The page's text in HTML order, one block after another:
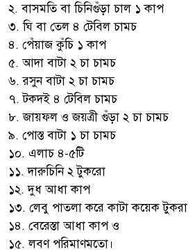
২. বাসমতি বা চিনিগুঁড়া চাল ১ কাপ
৩. ঘি বা তেল ৪ টেবিল চামচ
৪. পেঁয়াজ কুঁচি ১ কাপ
৫. আদা বাটা ২ চা চামচ
৬. রসুন বাটা ২ চা চামচ
৭. টকদই ৪ টেবিল চামচ
৮. জায়ফল ও জয়ত্রী গুঁড়া ২ চা চামচ
৯. পোস্ত বাটা ১ চা চামচ
১০. এলাচ ৪-৫টি
১১. দারুচিনি ২ টুকরো
১২. দুধ আধা কাপ
১৩. লেবু পাতলা করে কাটা কয়েক টুকরা
১৪. বেরেস্তা আধা কাপ ও
১৫. লবণ পরিমাণমতো।